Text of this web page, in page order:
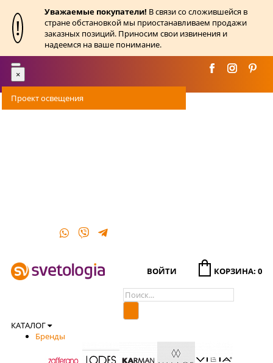
!
Уважаемые покупатели! В связи со сложившейся в
стране обстановкой мы приостанавливаем продажи
заказных позиций. Приносим свои извинения и
надеемся на ваше понимание.
Toggle
navigation
×
Проект освещения
ВОЙТИ КОРЗИНА: 0
КАТАЛОГ
Бренды